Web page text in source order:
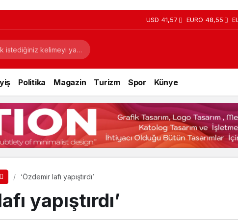
USD 41,57 EURO 48,55
Politika Magazin Turizm Spor Künye
‘Özdemir lafı yapıştırdı’
yapıştırdı’